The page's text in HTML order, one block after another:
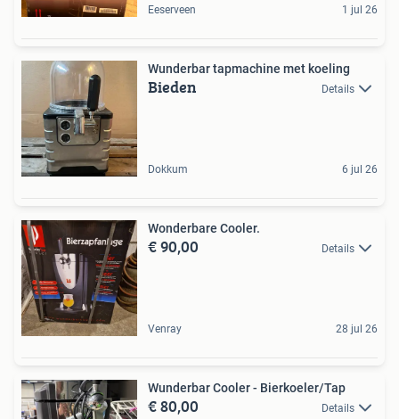
Eeserveen 1 jul 26
Wunderbar tapmachine met koeling
Bieden Details
Dokkum 6 jul 26
Wonderbare Cooler.
€ 90,00 Details
Venray 28 jul 26
Wunderbar Cooler - Bierkoeler/Tap
€ 80,00 Details